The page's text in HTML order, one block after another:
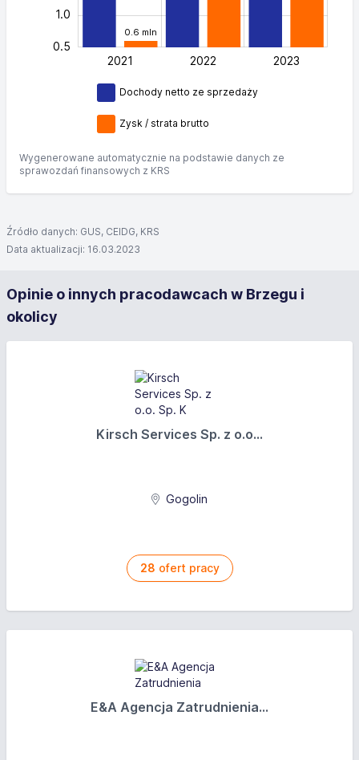
0.6 mln
0.5
1.0
L
2021 2022 2023
Dochody netto ze sprzedaży
Zysk / strata brutto
Wygenerowane automatycznie na podstawie danych ze
sprawozdań finansowych z KRS
Źródło danych: GUS, CEIDG, KRS
Data aktualizacji: 16.03.2023
Opinie o innych pracodawcach w Brzegu i
okolicy
Kirsch Services Sp. z o.o...
Gogolin
28 ofert pracy
E&A Agencja Zatrudnienia...